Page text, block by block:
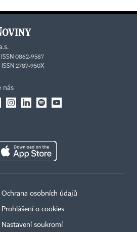
0862-9587
2787-950X
nás
Ochrana osobních údajů
Prohlášení o cookies
Nastavení soukromí